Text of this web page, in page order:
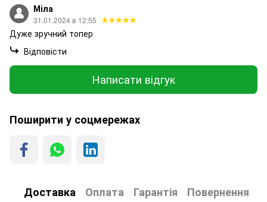
Міла
31.01.2024 в 12:55
Дуже зручний топер
Відповісти
Написати відгук
Поширити у соцмережах
Доставка Оплата Гарантія Повернення